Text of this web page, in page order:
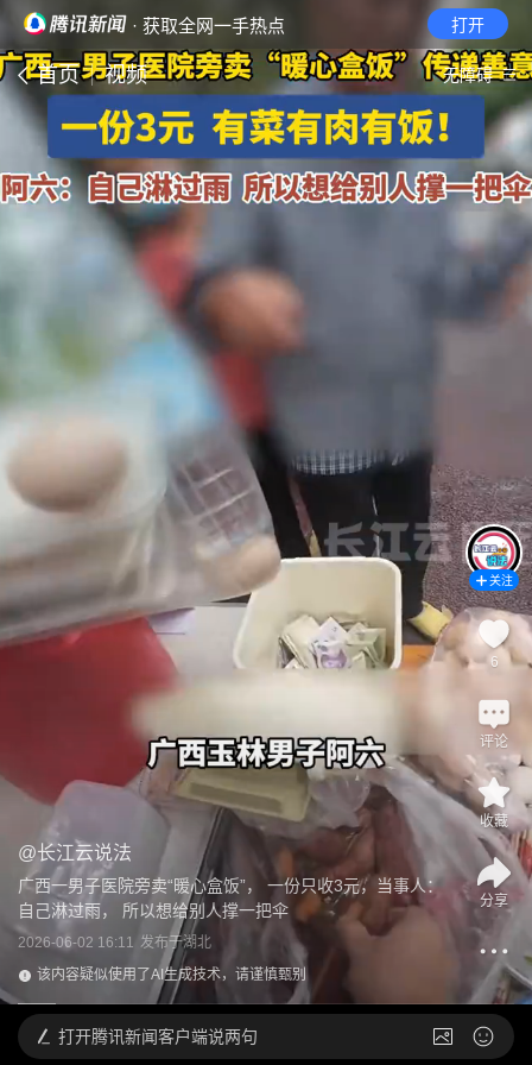
· 获取全网一手热点 打开
首页 视频 无障碍
@长江云说法
广西一男子医院旁卖“暖心盒饭”， 一份只收3元，当事人：
自己淋过雨， 所以想给别人撑一把伞
2026-06-02 16:11 发布于湖北
该内容疑似使用了AI生成技术，请谨慎甄别
关注
6
评论
收藏
分享
打开腾讯新闻客户端说两句